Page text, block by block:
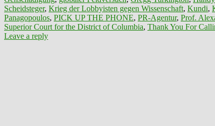
Scheidsteger, Krieg der Lobbyisten gegen Wissenschaft, Kundi,
Panagopoulos, PICK UP THE PHONE, PR-Agentur, Prof.
Superior Court for the District of Columbia, Thank You For
Leave a reply